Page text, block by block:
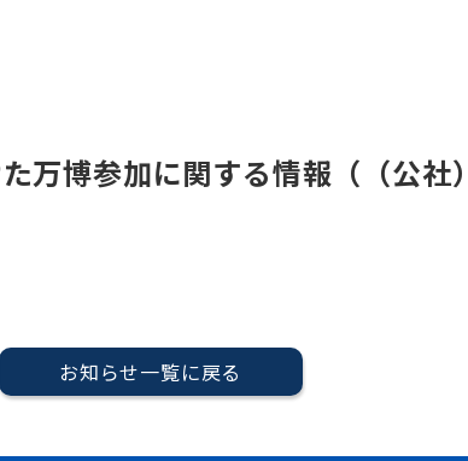
万博参加に関する情報（（公
お知らせ一覧に戻る